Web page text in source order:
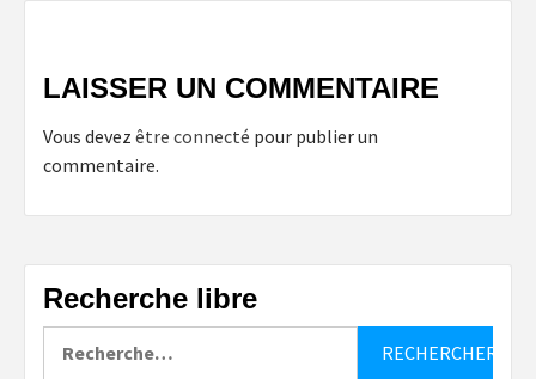
LAISSER UN COMMENTAIRE
Vous devez être connecté pour publier un
commentaire.
Recherche libre